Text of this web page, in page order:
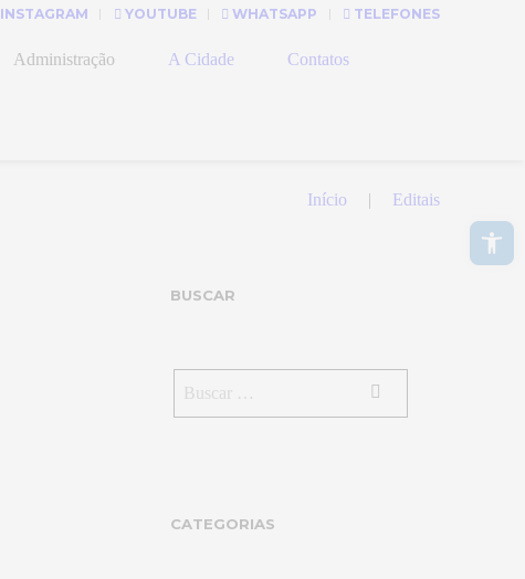
INSTAGRAM YOUTUBE WHATSAPP TELEFONES
Administração A Cidade Contatos
Início Editais
BUSCAR
CATEGORIAS
Abrir a barra de ferramentas